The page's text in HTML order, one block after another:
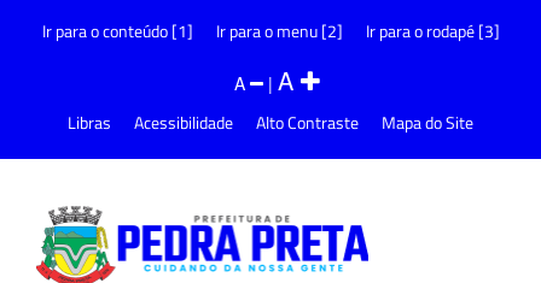
Ir para o conteúdo [1] Ir para o menu [2] Ir para o rodapé [3]
A |A
Libras Acessibilidade Alto Contraste Mapa do Site